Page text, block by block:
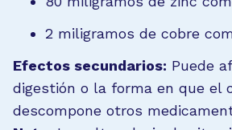
2 miligramos de cobre
Efectos secundarios: Puede
digestión o la forma en que el
descompone otros